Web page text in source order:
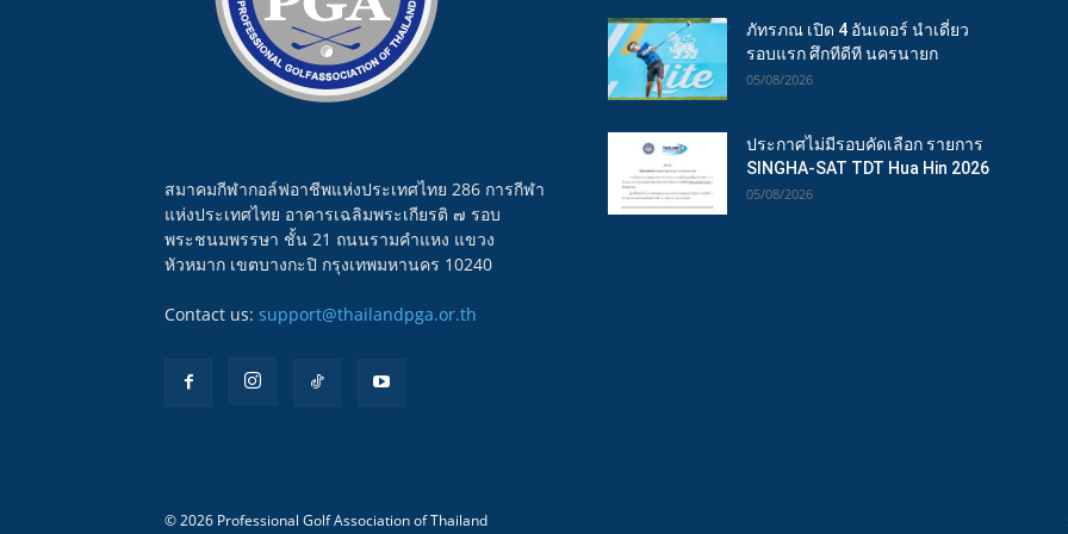
สมาคมกีฬากอล์ฟอาชีพแห่งประเทศไทย 286 การกีฬา
แห่งประเทศไทย อาคารเฉลิมพระเกียรติ ๗ รอบ
พระชนมพรรษา ชั้น 21 ถนนรามคำแหง แขวง
หัวหมาก เขตบางกะปิ กรุงเทพมหานคร 10240
Contact us: support@thailandpga.or.th
ภัทรภณ เปิด 4 อันเดอร์ นำเดี่ยว
รอบแรก ศึกทีดีที นครนายก
05/08/2026
ประกาศไม่มีรอบคัดเลือก รายการ
SINGHA-SAT TDT Hua Hin 2026
05/08/2026
© 2026 Professional Golf Association of Thailand